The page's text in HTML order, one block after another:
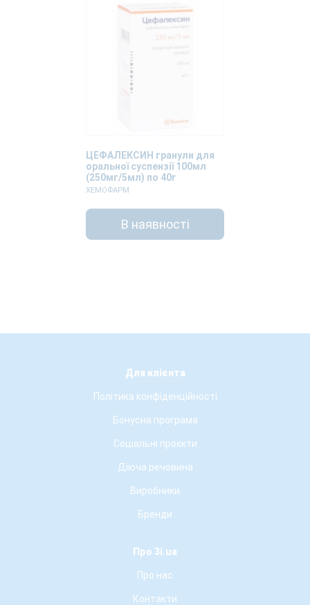
ЦЕФАЛЕКСИН гранули для
оральної суспензії 100мл
(250мг/5мл) по 40г
ХЕМОФАРМ
В наявності
Для клієнта
Політика конфіденційності
Бонусна програма
Соціальні проєкти
Діюча речовина
Виробники
Бренди
Про 3i.ua
Про нас
Контакти